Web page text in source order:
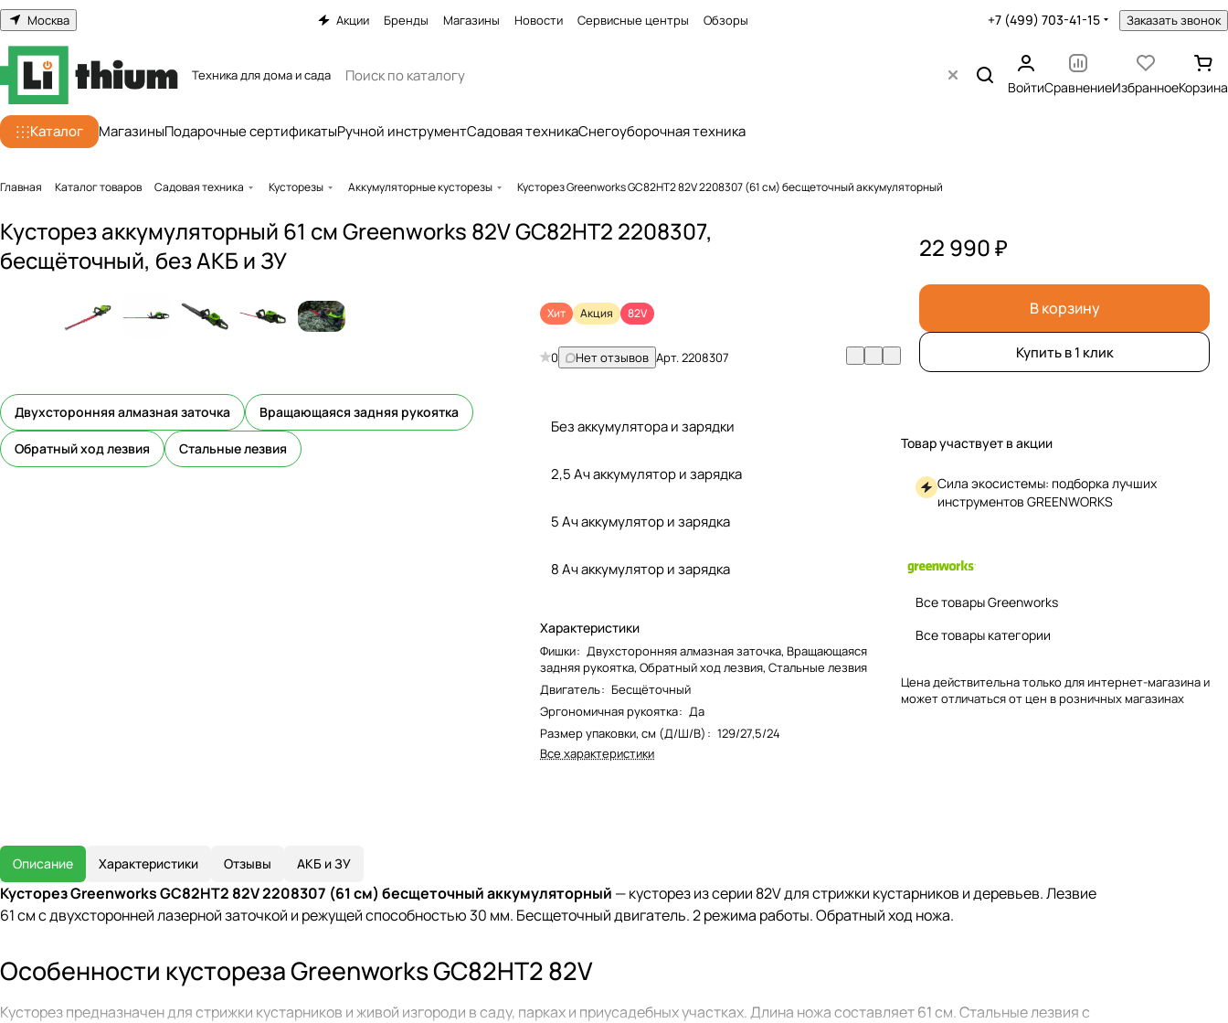
Москва Акции Бренды Магазины Новости Сервисные центры Обзоры +7 (499) 703-41-15 Заказать звонок
Техника для дома и сада
ВойтиСравнениеИзбранноеКорзина
Каталог МагазиныПодарочные сертификатыРучной инструментСадовая техникаСнегоуборочная техника
Главная Каталог товаров Садовая техника Кусторезы Аккумуляторные кусторезы Кусторез Greenworks GC82HT2 82V 2208307 (61 см) бесщеточный аккумуляторный
Кусторез аккумуляторный 61 см Greenworks 82V GC82HT2 2208307,
бесщёточный, без АКБ и ЗУ
Двухсторонняя алмазная заточка Вращающаяся задняя рукоятка
Обратный ход лезвия Стальные лезвия
Хит Акция 82V
0 Нет отзывов Арт.2208307
Без аккумулятора и зарядки
2,5 Ач аккумулятор и зарядка
5 Ач аккумулятор и зарядка
8 Ач аккумулятор и зарядка
Характеристики
Фишки: Двухсторонняя алмазная заточка, Вращающаяся
задняя рукоятка, Обратный ход лезвия, Стальные лезвия
Двигатель: Бесщёточный
Эргономичная рукоятка: Да
Размер упаковки, см (Д/Ш/В) : 129/27,5/24
Все характеристики
22 990 ₽
В корзину
Купить в 1 клик
Товар участвует в акции
Сила экосистемы: подборка лучших
инструментов GREENWORKS
Все товары Greenworks
Все товары категории
Цена действительна только для интернет-магазина и
может отличаться от цен в розничных магазинах
Описание Характеристики Отзывы АКБ и ЗУ
Кусторез Greenworks GC82HT2 82V 2208307 (61 см) бесщеточный аккумуляторный — кусторез из серии 82V для стрижки кустарников и деревьев. Лезвие
61 см с двухсторонней лазерной заточкой и режущей способностью 30 мм. Бесщеточный двигатель. 2 режима работы. Обратный ход ножа.
Особенности кустореза Greenworks GC82HT2 82V
Кусторез предназначен для стрижки кустарников и живой изгороди в саду, парках и приусадебных участках. Длина ножа составляет 61 см. Стальные лезвия с